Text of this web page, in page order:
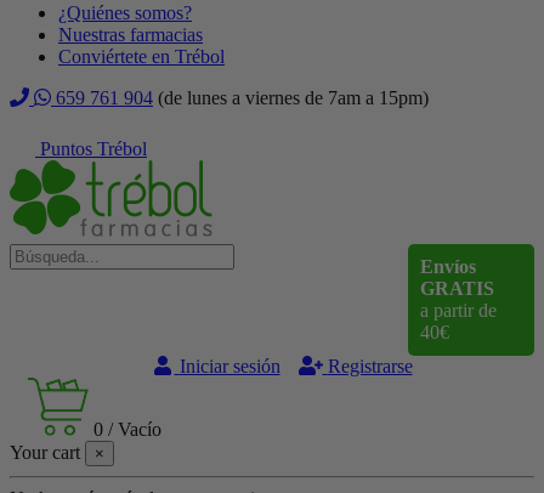
¿Quiénes somos?
Nuestras farmacias
Conviértete en Trébol
659 761 904 (de lunes a viernes de 7am a 15pm)
Puntos Trébol
Envíos
GRATIS
a partir de
40€
Iniciar sesión
Registrarse
0 /Vacío
Your cart
×